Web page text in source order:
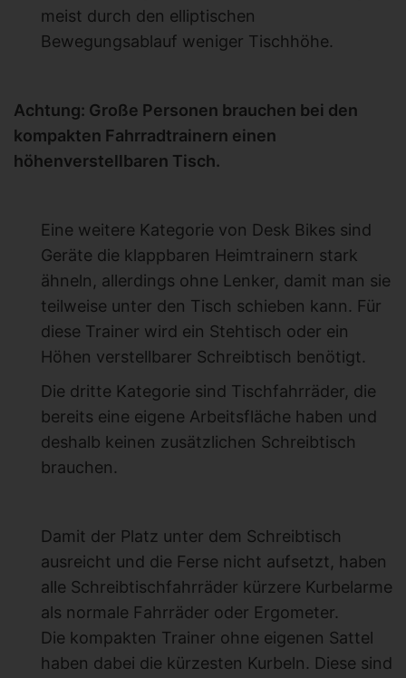
meist durch den elliptischen
Bewegungsablauf weniger Tischhöhe.
Achtung: Große Personen brauchen bei den
kompakten Fahrradtrainern einen
höhenverstellbaren Tisch.
Eine weitere Kategorie von Desk Bikes sind
Geräte die klappbaren Heimtrainern stark
ähneln, allerdings ohne Lenker, damit man sie
teilweise unter den Tisch schieben kann. Für
diese Trainer wird ein Stehtisch oder ein
Höhen verstellbarer Schreibtisch benötigt.
Die dritte Kategorie sind Tischfahrräder, die
bereits eine eigene Arbeitsfläche haben und
deshalb keinen zusätzlichen Schreibtisch
brauchen.
Damit der Platz unter dem Schreibtisch
ausreicht und die Ferse nicht aufsetzt, haben
alle Schreibtischfahrräder kürzere Kurbelarme
als normale Fahrräder oder Ergometer.
Die kompakten Trainer ohne eigenen Sattel
haben dabei die kürzesten Kurbeln. Diese sind